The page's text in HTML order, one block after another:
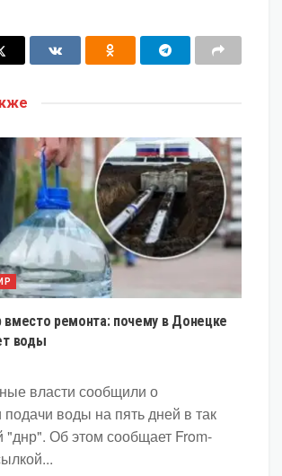
ремонта: почему в Донецке
воды
власти сообщили о
воды на пять дней в так
"днр". Об этом сообщает From-